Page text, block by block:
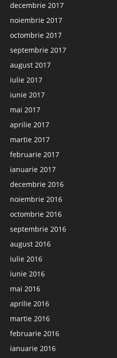
decembrie 2017
noiembrie 2017
octombrie 2017
septembrie 2017
august 2017
iulie 2017
iunie 2017
mai 2017
aprilie 2017
martie 2017
februarie 2017
ianuarie 2017
decembrie 2016
noiembrie 2016
octombrie 2016
septembrie 2016
august 2016
iulie 2016
iunie 2016
mai 2016
aprilie 2016
martie 2016
februarie 2016
ianuarie 2016